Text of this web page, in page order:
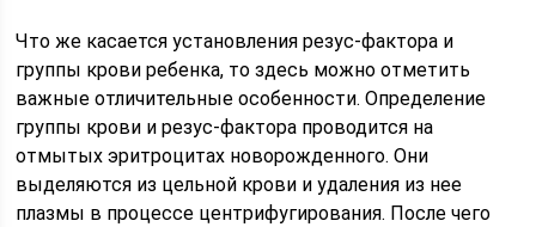
Что же касается установления резус-фактора и
группы крови ребенка, то здесь можно отметить
важные отличительные особенности. Определение
группы крови и резус-фактора проводится на
отмытых эритроцитах новорожденного. Они
выделяются из цельной крови и удаления из нее
плазмы в процессе центрифугирования. После чего